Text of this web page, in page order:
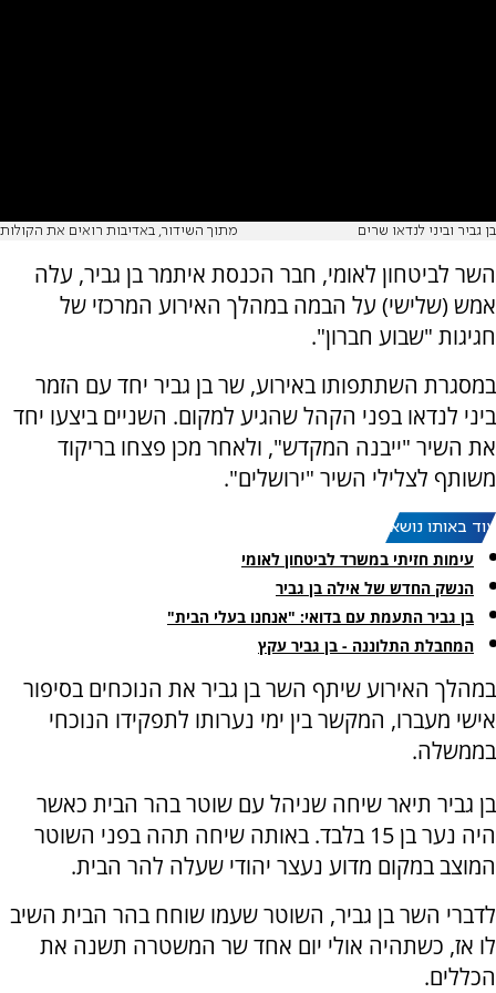
בן גביר וביני לנדאו שרים מתוך השידור, באדיבות רואים את הקולות
השר לביטחון לאומי, חבר הכנסת איתמר בן גביר, עלה
אמש (שלישי) על הבמה במהלך האירוע המרכזי של
חגיגות "שבוע חברון".
במסגרת השתתפותו באירוע, שר בן גביר יחד עם הזמר
ביני לנדאו בפני הקהל שהגיע למקום. השניים ביצעו יחד
את השיר "ייבנה המקדש", ולאחר מכן פצחו בריקוד
משותף לצלילי השיר "ירושלים".
עוד באותו נושא:
עימות חזיתי במשרד לביטחון לאומי
הנשק החדש של אילה בן גביר
בן גביר התעמת עם בדואי: "אנחנו בעלי הבית"
המחבלת התלוננה - בן גביר עקץ
במהלך האירוע שיתף השר בן גביר את הנוכחים בסיפור
אישי מעברו, המקשר בין ימי נערותו לתפקידו הנוכחי
בממשלה.
בן גביר תיאר שיחה שניהל עם שוטר בהר הבית כאשר
היה נער בן 15 בלבד. באותה שיחה תהה בפני השוטר
המוצב במקום מדוע נעצר יהודי שעלה להר הבית.
לדברי השר בן גביר, השוטר שעמו שוחח בהר הבית השיב
לו אז, כשתהיה אולי יום אחד שר המשטרה תשנה את
הכללים.